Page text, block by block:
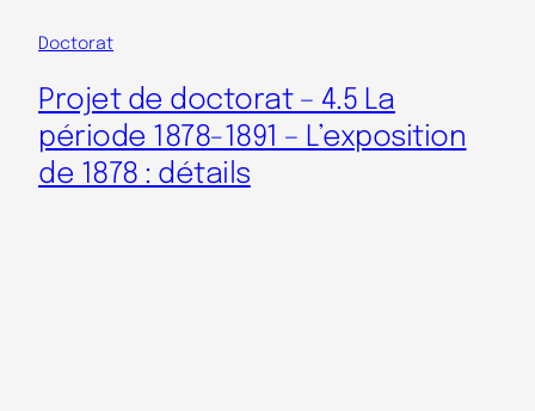
Doctorat
Projet de doctorat – 4.5 La
période 1878-1891 – L’exposition
de 1878 : détails